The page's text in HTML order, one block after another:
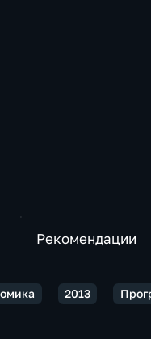
Рекомендации
2013